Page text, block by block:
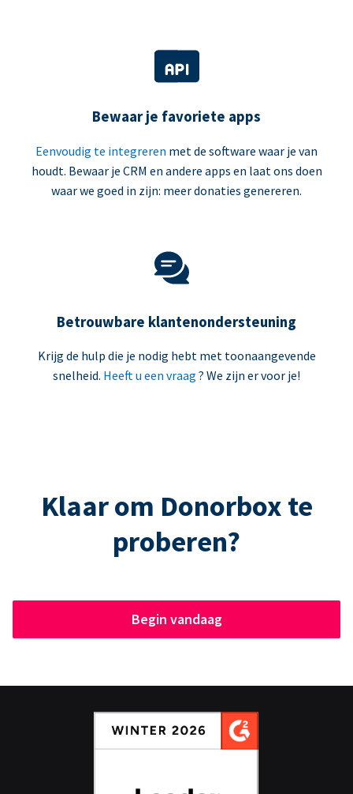
Bewaar je favoriete apps
Eenvoudig te integreren met de software waar je van
houdt. Bewaar je CRM en andere apps en laat ons doen
waar we goed in zijn: meer donaties genereren.
Betrouwbare klantenondersteuning
Krijg de hulp die je nodig hebt met toonaangevende
snelheid. Heeft u een vraag ? We zijn er voor je!
Klaar om Donorbox te
proberen?
Begin vandaag